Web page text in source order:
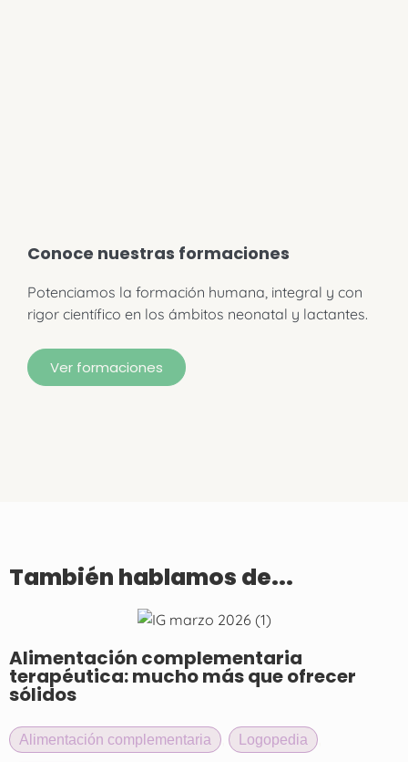
Conoce nuestras formaciones
Potenciamos la formación humana, integral y con
rigor científico en los ámbitos neonatal y lactantes.
Ver formaciones
También hablamos de...
Alimentación complementaria
terapéutica: mucho más que ofrecer
sólidos
Alimentación complementaria Logopedia